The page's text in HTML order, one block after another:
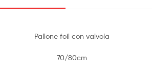
Pallone foil con valvola
70/80cm